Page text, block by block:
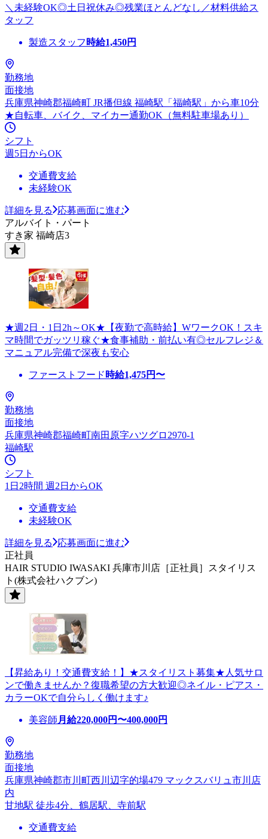
＼未経験OK◎土日祝休み◎残業ほとんどなし／材料供給ス
タッフ
製造スタッフ 時給1,450円
勤務地
面接地
兵庫県神崎郡福崎町 JR播但線 福崎駅「福崎駅」から車10分
★自転車、バイク、マイカー通勤OK（無料駐車場あり）
シフト
週5日からOK
交通費支給
未経験OK
詳細を見る
応募画面に進む
アルバイト・パート
すき家 福崎店3
★週2日・1日2h～OK★【夜勤で高時給】WワークOK！スキ
マ時間でガッツリ稼ぐ★食事補助・前払い有◎セルフレジ＆
マニュアル完備で深夜も安心
ファーストフード 時給1,475円〜
勤務地
面接地
兵庫県神崎郡福崎町南田原字ハツグロ2970-1
福崎駅
シフト
1日2時間 週2日からOK
交通費支給
未経験OK
詳細を見る
応募画面に進む
正社員
HAIR STUDIO IWASAKI 兵庫市川店［正社員］スタイリス
ト(株式会社ハクブン)
【昇給あり！交通費支給！】★スタイリスト募集★人気サロ
ンで働きませんか？復職希望の方大歓迎◎ネイル・ピアス・
カラーOKで自分らしく働けます♪
美容師 月給220,000円〜400,000円
勤務地
面接地
兵庫県神崎郡市川町西川辺字的場479 マックスバリュ市川店
内
甘地駅 徒歩4分、鶴居駅、寺前駅
交通費支給